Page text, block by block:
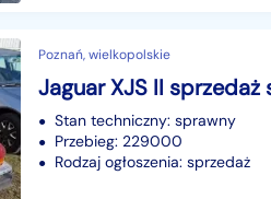
Poznań, wielkopolskie
Jaguar XJS II sprzedaż
Stan techniczny: sprawny
Przebieg: 229000
Rodzaj ogłoszenia: sprzedaż